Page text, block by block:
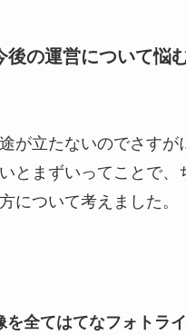
の運営について悩
が立たないのでさすが
とまずいってことで、
について考えました。
を全てはてなフォトラ